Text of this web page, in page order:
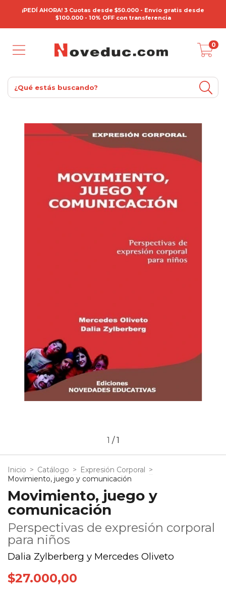
¡PEDÍ AHORA! 3 Cuotas desde $50.000 - Envío gratis desde
$100.000 - 10% OFF con transferencia
0
1 /1
Inicio > Catálogo > Expresión Corporal >
Movimiento, juego y comunicación
Movimiento, juego y
comunicación
Perspectivas de expresión corporal
para niños
Dalia Zylberberg y Mercedes Oliveto
$27.000,00